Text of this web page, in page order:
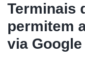
Terminais
permitem
via